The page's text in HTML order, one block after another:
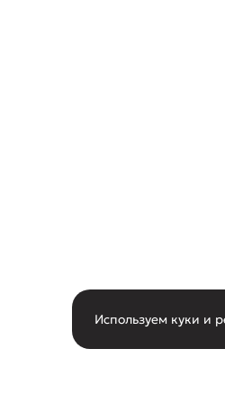
Используем куки и